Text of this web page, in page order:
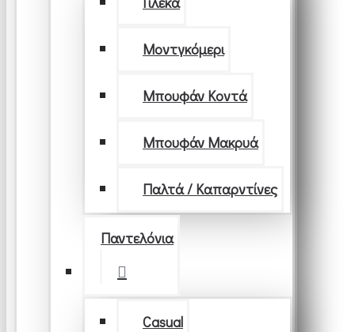
Μοντγκόμερι
Μπουφάν Κοντά
Μπουφάν Μακρυά
Παλτά / Καπαρντίνες
Παντελόνια
Casual